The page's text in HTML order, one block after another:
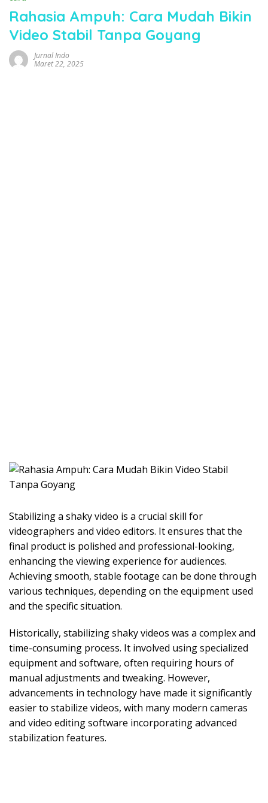
Rahasia Ampuh: Cara Mudah Bikin
Video Stabil Tanpa Goyang
Jurnal Indo
Maret 22, 2025
Stabilizing a shaky video is a crucial skill for
videographers and video editors. It ensures that the
final product is polished and professional-looking,
enhancing the viewing experience for audiences.
Achieving smooth, stable footage can be done through
various techniques, depending on the equipment used
and the specific situation.
Historically, stabilizing shaky videos was a complex and
time-consuming process. It involved using specialized
equipment and software, often requiring hours of
manual adjustments and tweaking. However,
advancements in technology have made it significantly
easier to stabilize videos, with many modern cameras
and video editing software incorporating advanced
stabilization features.